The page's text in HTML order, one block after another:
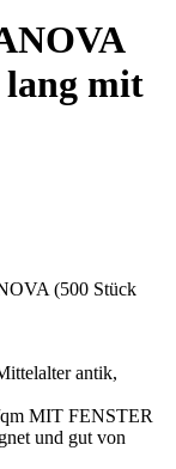
lang mit
(500 Stück
antik,
MIT FENSTER
und gut von